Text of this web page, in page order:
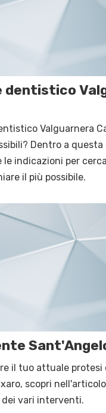
dentistico
Valguarnera
Dentro a
indicazioni per
il più possibile.
il tuo attuale protesi
scopri
dei vari interventi.